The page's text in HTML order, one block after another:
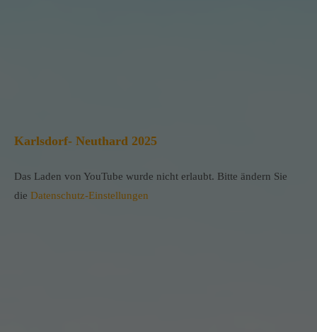
Karlsdorf- Neuthard 2025
Das Laden von YouTube wurde nicht erlaubt. Bitte ändern Sie
die Datenschutz-Einstellungen